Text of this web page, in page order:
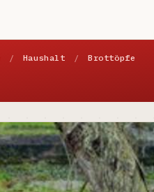
/ Haushalt / Brottöpfe